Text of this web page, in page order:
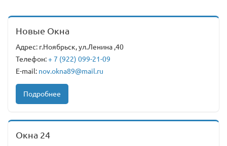
Новые Окна
Адрес: г.Ноябрьск, ул.Ленина ,40
Телефон:+ 7 (922) 099-21-09
E-mail: nov.okna89@mail.ru
Подробнее
Окна 24